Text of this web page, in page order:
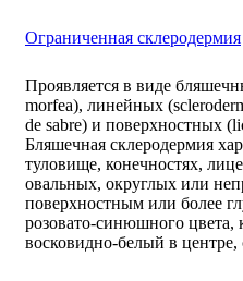
Ограниченная склеродермия
Проявляется в виде
morfea), линейных
de sabre) и поверхностных
Бляшечная склеродермия
туловище, конечностях,
овальных, округлых или
поверхностным или более
розовато-синюшного цвета,
восковидно-белый в